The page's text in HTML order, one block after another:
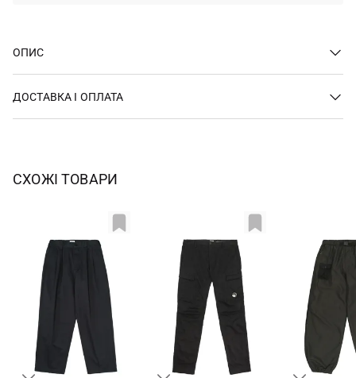
ОПИС
ДОСТАВКА І ОПЛАТА
СХОЖІ ТОВАРИ